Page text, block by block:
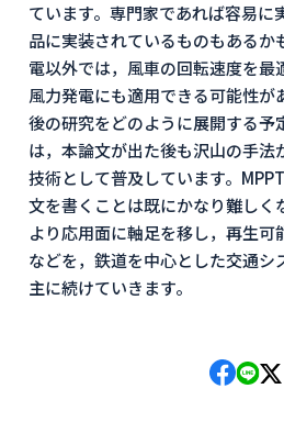
ています。専門家であれば容易に
品に実装されているものもあるか
電以外では，風車の回転速度を最
風力発電にも適用できる可能性が
後の研究をどのように展開する予
は，本論文が出た後も沢山の手法
技術として普及しています。
文を書くことは既にかなり難しく
より応用面に軸足を移し，再生
などを，鉄道を中心とした交通シ
主に続けていきます。